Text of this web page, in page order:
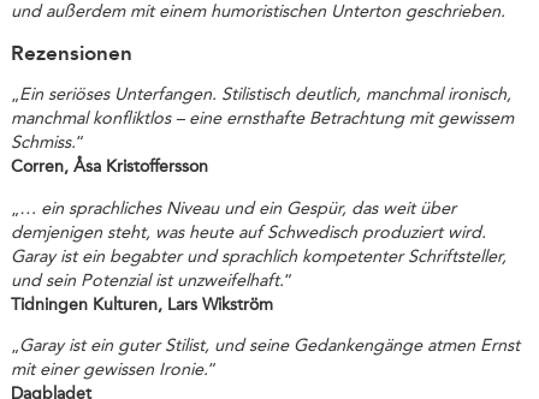
und außerdem mit einem humoristischen Unterton geschrieben.
Rezensionen
„Ein seriöses Unterfangen. Stilistisch deutlich, manchmal ironisch,
manchmal konfliktlos – eine ernsthafte Betrachtung mit gewissem
Schmiss.“
Corren, Åsa Kristoffersson
„… ein sprachliches Niveau und ein Gespür, das weit über
demjenigen steht, was heute auf Schwedisch produziert wird.
Garay ist ein begabter und sprachlich kompetenter Schriftsteller,
und sein Potenzial ist unzweifelhaft.“
Tidningen Kulturen, Lars Wikström
„Garay ist ein guter Stilist, und seine Gedankengänge atmen Ernst
mit einer gewissen Ironie.“
Dagbladet